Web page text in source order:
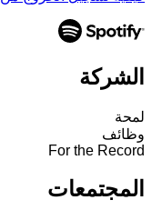
الشركة
لمحة
وظائف
For the Record
المجتمعات